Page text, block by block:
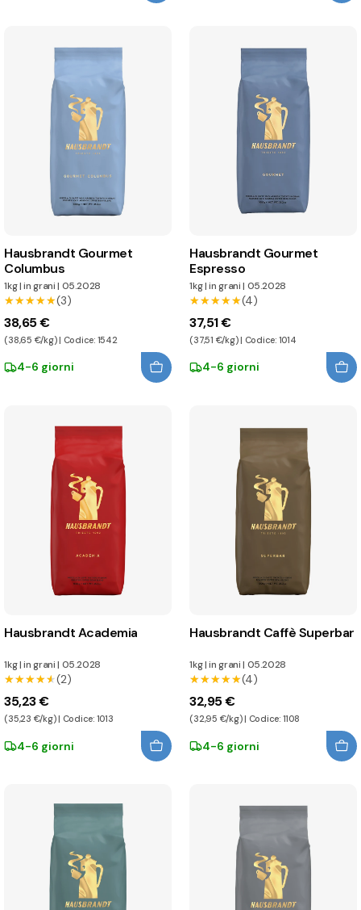
Hausbrandt Gourmet
Columbus
1kg|in grani| 05.2028
★★★★★
★★★★★(3)
38,65 €
(38,65 €/kg) | Codice: 1542
4-6 giorni
Hausbrandt Gourmet
Espresso
1kg|in grani| 05.2028
★★★★★
★★★★★(4)
37,51 €
(37,51 €/kg) | Codice: 1014
4-6 giorni
Hausbrandt Academia
1kg|in grani| 05.2028
★★★★★
★★★★★(2)
35,23 €
(35,23 €/kg) | Codice: 1013
4-6 giorni
Hausbrandt Caffè Superbar
1kg|in grani| 05.2028
★★★★★
★★★★★(4)
32,95 €
(32,95 €/kg) | Codice: 1108
4-6 giorni